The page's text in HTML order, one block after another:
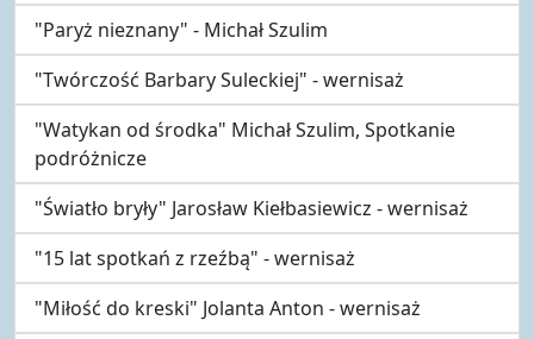
"Paryż nieznany" - Michał Szulim
"Twórczość Barbary Suleckiej" - wernisaż
"Watykan od środka" Michał Szulim, Spotkanie
podróżnicze
"Światło bryły" Jarosław Kiełbasiewicz - wernisaż
"15 lat spotkań z rzeźbą" - wernisaż
"Miłość do kreski" Jolanta Anton - wernisaż